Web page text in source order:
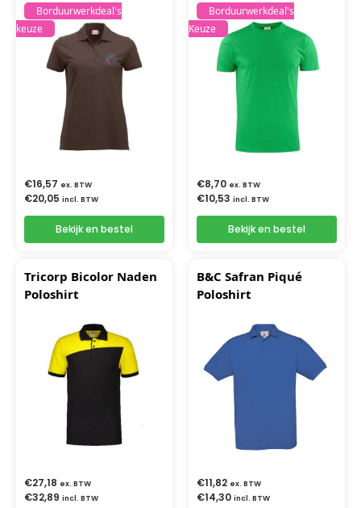
Borduurwerkdeal's
keuze
€16,57 ex. BTW
€20,05 incl. BTW
Bekijk en bestel
Borduurwerkdeal's
Keuze
€8,70 ex. BTW
€10,53 incl. BTW
Bekijk en bestel
Tricorp Bicolor Naden
Poloshirt
€27,18 ex. BTW
€32,89 incl. BTW
B&C Safran Piqué
Poloshirt
€11,82 ex. BTW
€14,30 incl. BTW